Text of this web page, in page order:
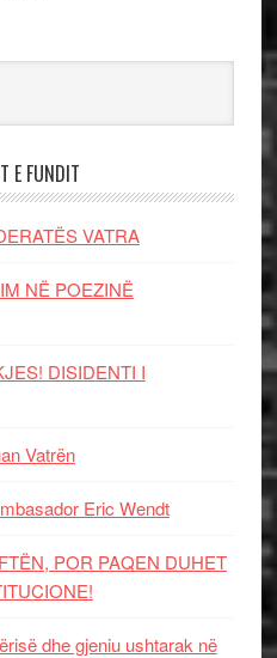
E FUNDIT
VATRA
NË POEZINË
DISIDENTI I
Vatrën
Eric Wendt
POR PAQEN DUHET
dhe gjeniu ushtarak në